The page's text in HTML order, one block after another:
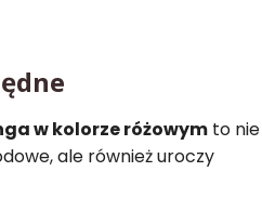
w kolorze różowym to nie
ale również uroczy